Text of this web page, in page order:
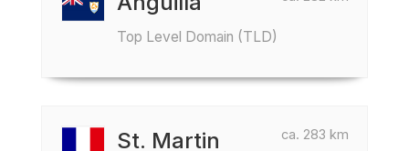
Top Level Domain (TLD)
ca. 283 km
St. Martin